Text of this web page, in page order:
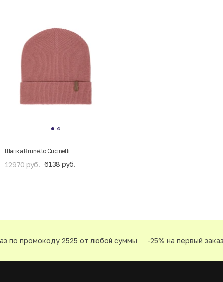
Шапка Brunello Cucinelli
12970 руб. 6138 руб.
промокоду 2525 от любой суммы -25% на первый заказ